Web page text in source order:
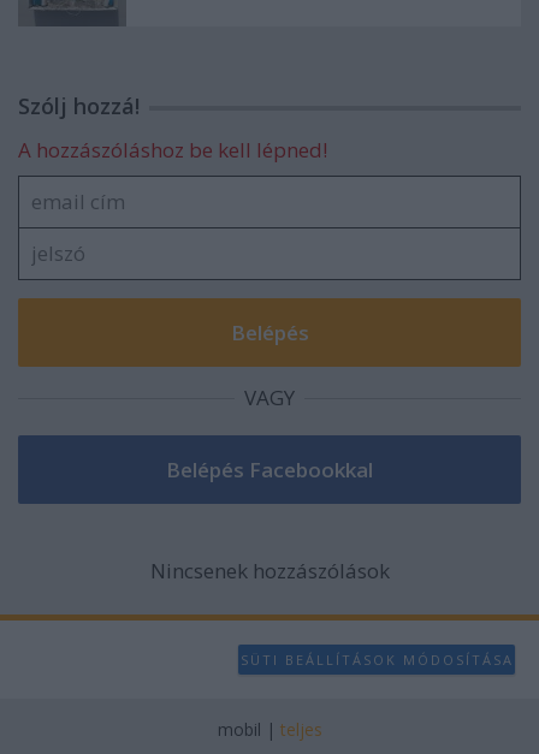
Szólj hozzá!
A hozzászóláshoz be kell lépned!
VAGY
Nincsenek hozzászólások
SÜTI BEÁLLÍTÁSOK MÓDOSÍTÁSA
mobil | teljes